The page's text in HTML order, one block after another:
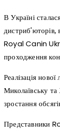
В Україні
дистриб'юторів,
Royal Canin
проходження
Реалізація
Миколаївську
зростання
Представники